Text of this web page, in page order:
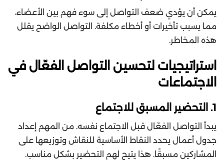
يمكن أن يؤدي ضعف التواصل إلى سوء فهم بين الأعضاء،
مما يسبب تأخيرات أو أخطاء مكلفة. التواصل الواضح يقلل
هذه المخاطر.
استراتيجيات لتحسين التواصل الفعّال في
الاجتماعات
1. التحضير المسبق للاجتماع
يبدأ التواصل الفعّال قبل الاجتماع نفسه. من المهم إعداد
جدول أعمال يحدد النقاط الأساسية للنقاش وتوزيعها على
المشاركين مسبقًا. هذا يتيح لهم التحضير بشكل مناسب.